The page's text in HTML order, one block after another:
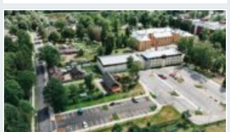
Noslēgusies Semināra ielas pārbūve un stāvlaukuma izbūve
Valmierā